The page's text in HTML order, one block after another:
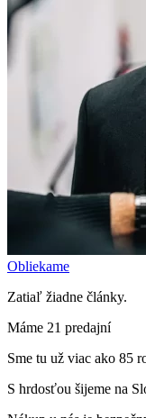
Obliekame
Zatiaľ žiadne články.
Máme 21 predajní
Sme tu už viac ako 85
S hrdosťou šijeme na